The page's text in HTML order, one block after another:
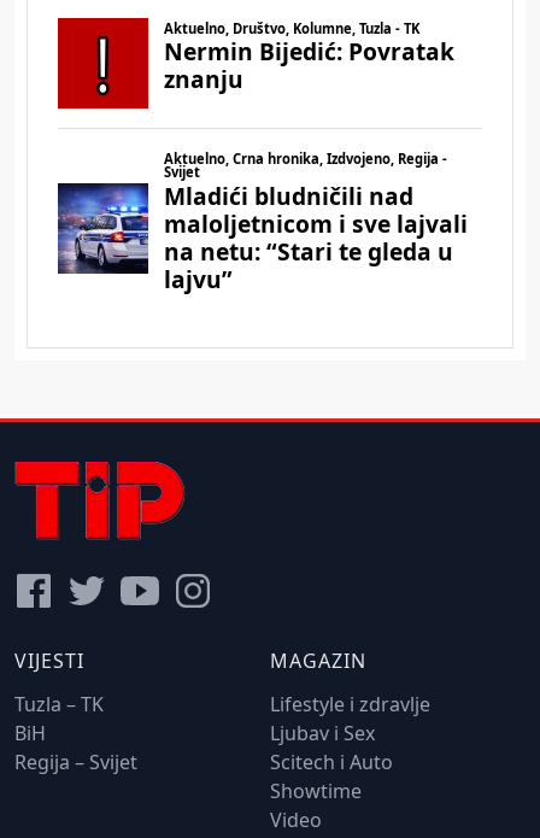
VIJESTI
Tuzla – TK
BiH
Regija – Svijet
MAGAZIN
Lifestyle i zdravlje
Ljubav i Sex
Scitech i Auto
Showtime
Video